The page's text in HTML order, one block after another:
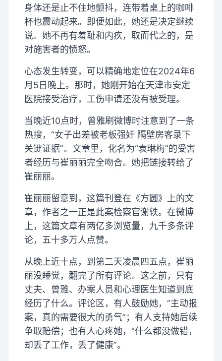
身体还是止不住地颤抖，连带着桌上的咖啡
杯也震动起来。即便如此，她还是决定继续
说。她不再有羞耻和内疚，取而代之的，是
对施害者的愤怒。
心态发生转变，可以精确地定位在2024年6
月5日晚上。那时，她刚开始在天津市安定
医院接受治疗，工伤申请还没有被受理。
当晚近10点时，曾雅刷微博时注意到了一条
热搜，“女子出差被老板强奸 隔壁房客录下
关键证据”。文章里，化名为“袁琳梅”的受害
者经历与崔丽丽完全吻合。她把链接转给了
崔丽丽。
崔丽丽留意到，这篇刊登在《方圆》上的文
章，作者之一正是此案检察官谢轶。在微博
上，这篇文章有两亿多浏览量，九千多条评
论，五十多万人点赞。
从晚上近十点，到第二天凌晨四五点，崔丽
丽没睡觉，翻完了所有评论。这之前，只有
丈夫、曾雅、办案人员和心理医生知道到底
经历了什么。评论区，有人鼓励她，“主动报
案，真的需要很大的勇气”；有人支持她后续
争取赔偿；也有人心疼她，“什么都没做错，
却丢了工作，丢了健康”。